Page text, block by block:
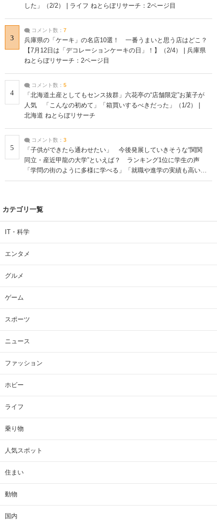
した」（2/2） | ライフ ねとらぼリサーチ：2ページ目
3
コメント数： 7
兵庫県の「ケーキ」の名店10選！ 一番うまいと思う店はどこ？
【7月12日は「デコレーションケーキの日」！】（2/4） | 兵庫県
ねとらぼリサーチ：2ページ目
4
コメント数： 5
「北海道土産としてもセンス抜群」六花亭の“店舗限定”お菓子が
人気 「こんなの初めて」「箱買いするべきだった」（1/2） |
北海道 ねとらぼリサーチ
5
コメント数： 3
「子供ができたら通わせたい」 今後発展していきそうな“関関
同立・産近甲龍の大学”といえば？ ランキング1位に学生の声
「学問の街のように多様に学べる」「就職や進学の実績も高い」
| 大学 ねとらぼリサーチ
カテゴリ一覧
IT・科学
エンタメ
グルメ
ゲーム
スポーツ
ニュース
ファッション
ホビー
ライフ
乗り物
人気スポット
住まい
動物
国内